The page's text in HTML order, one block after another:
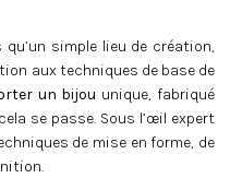
simple lieu de création,
aux techniques de base de
un bijou unique, fabriqué
se passe. Sous l’œil expert
de mise en forme, de